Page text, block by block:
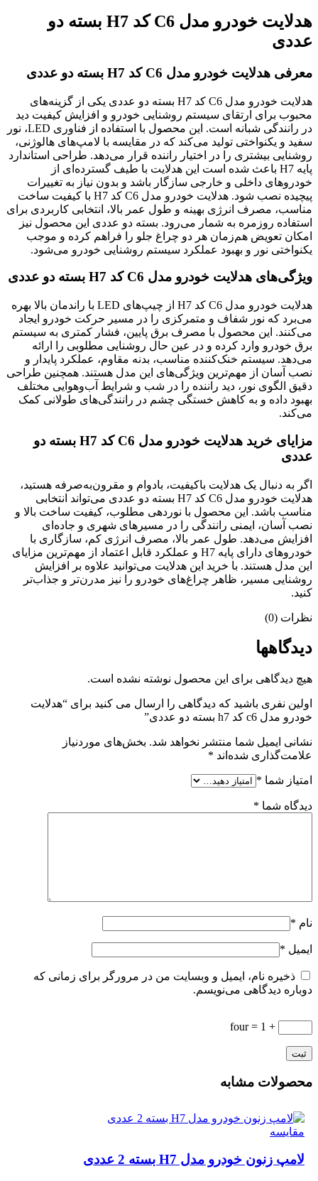
هدلایت خودرو مدل C6 کد H7 بسته دو
عددی
معرفی هدلایت خودرو مدل C6 کد H7 بسته دو عددی
هدلایت خودرو مدل C6 کد H7 بسته دو عددی یکی از گزینه‌های
محبوب برای ارتقای سیستم روشنایی خودرو و افزایش کیفیت دید
در رانندگی شبانه است. این محصول با استفاده از فناوری LED، نور
سفید و یکنواختی تولید می‌کند که در مقایسه با لامپ‌های هالوژنی،
روشنایی بیشتری را در اختیار راننده قرار می‌دهد. طراحی استاندارد
پایه H7 باعث شده است این هدلایت با طیف گسترده‌ای از
خودروهای داخلی و خارجی سازگار باشد و بدون نیاز به تغییرات
پیچیده نصب شود. هدلایت خودرو مدل C6 کد H7 با کیفیت ساخت
مناسب، مصرف انرژی بهینه و طول عمر بالا، انتخابی کاربردی برای
استفاده روزمره به شمار می‌رود. بسته دو عددی این محصول نیز
امکان تعویض هم‌زمان هر دو چراغ جلو را فراهم کرده و موجب
یکنواختی نور و بهبود عملکرد سیستم روشنایی خودرو می‌شود.
ویژگی‌های هدلایت خودرو مدل C6 کد H7 بسته دو عددی
هدلایت خودرو مدل C6 کد H7 از چیپ‌های LED با راندمان بالا بهره
می‌برد که نور شفاف و متمرکزی را در مسیر حرکت خودرو ایجاد
می‌کنند. این محصول با مصرف برق پایین، فشار کمتری به سیستم
برق خودرو وارد کرده و در عین حال روشنایی مطلوبی را ارائه
می‌دهد. سیستم خنک‌کننده مناسب، بدنه مقاوم، عملکرد پایدار و
نصب آسان از مهم‌ترین ویژگی‌های این مدل هستند. همچنین طراحی
دقیق الگوی نور، دید راننده را در شب و شرایط آب‌وهوایی مختلف
بهبود داده و به کاهش خستگی چشم در رانندگی‌های طولانی کمک
می‌کند.
مزایای خرید هدلایت خودرو مدل C6 کد H7 بسته دو
عددی
اگر به دنبال یک هدلایت باکیفیت، بادوام و مقرون‌به‌صرفه هستید،
هدلایت خودرو مدل C6 کد H7 بسته دو عددی می‌تواند انتخابی
مناسب باشد. این محصول با نوردهی مطلوب، کیفیت ساخت بالا و
نصب آسان، ایمنی رانندگی را در مسیرهای شهری و جاده‌ای
افزایش می‌دهد. طول عمر بالا، مصرف انرژی کم، سازگاری با
خودروهای دارای پایه H7 و عملکرد قابل اعتماد از مهم‌ترین مزایای
این مدل هستند. با خرید این هدلایت می‌توانید علاوه بر افزایش
روشنایی مسیر، ظاهر چراغ‌های خودرو را نیز مدرن‌تر و جذاب‌تر
کنید.
نظرات (0)
دیدگاهها
هیچ دیدگاهی برای این محصول نوشته نشده است.
اولین نفری باشید که دیدگاهی را ارسال می کنید برای “هدلایت
خودرو مدل c6 کد h7 بسته دو عددی”
نشانی ایمیل شما منتشر نخواهد شد. بخش‌های موردنیاز
علامت‌گذاری شده‌اند *
امتیاز شما *
دیدگاه شما *
نام *
ایمیل *
ذخیره نام، ایمیل و وبسایت من در مرورگر برای زمانی که
دوباره دیدگاهی می‌نویسم.
+ 1 = four
محصولات مشابه
مقایسه
لامپ زنون خودرو مدل H7 بسته 2 عددی